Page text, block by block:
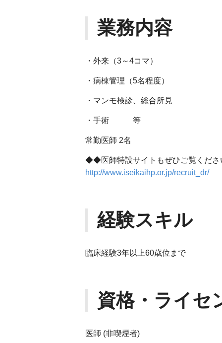
業務内容
・外来（3～4コマ）
・病棟管理（5名程度）
・マンモ検診、総合所見
・手術 等
常勤医師 2名
◆◆医師特設サイトもぜひご覧くだ
http://www.iseikaihp.or.jp/recruit_dr/
経験スキル
臨床経験3年以上60歳位まで
資格・ライセ
医師 (非喫煙者)